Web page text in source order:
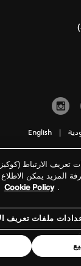
|
English
تعريف الارتباط
المزيد يمكن
.
Cookie Policy
ملفات تعريف